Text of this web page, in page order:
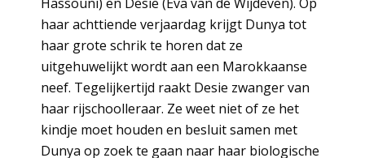
haar achttiende verjaardag krijgt Dunya tot
haar grote schrik te horen dat ze
uitgehuwelijkt wordt aan een Marokkaanse
neef. Tegelijkertijd raakt Desie zwanger van
haar rijschoolleraar. Ze weet niet of ze het
kindje moet houden en besluit samen met
Dunya op zoek te gaan naar haar biologische